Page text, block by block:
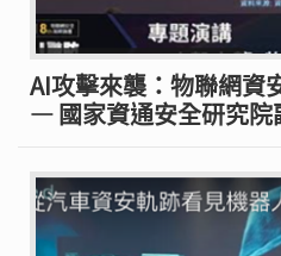
AI攻擊來襲：物聯網資
— 國家資通安全研究院